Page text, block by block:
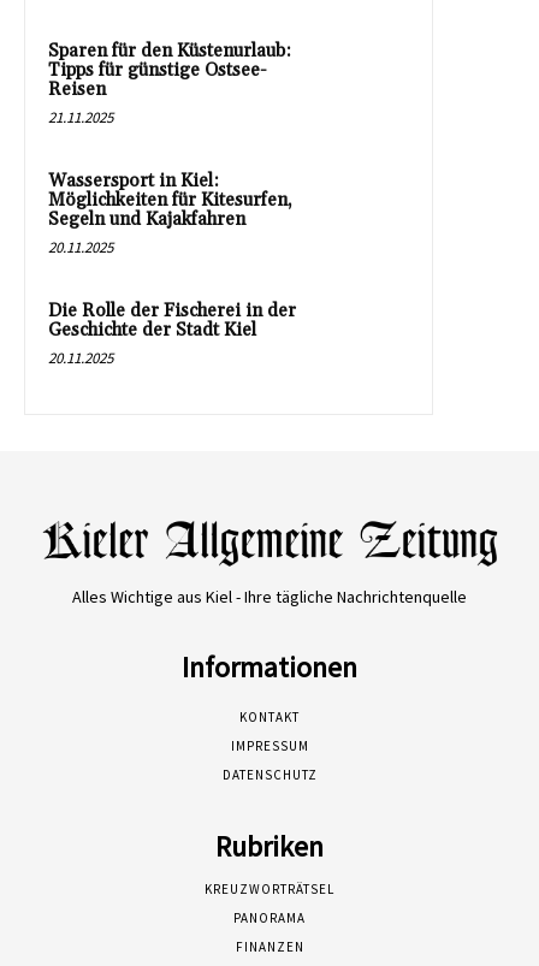
Sparen für den Küstenurlaub:
Tipps für günstige Ostsee-
Reisen
21.11.2025
Wassersport in Kiel:
Möglichkeiten für Kitesurfen,
Segeln und Kajakfahren
20.11.2025
Die Rolle der Fischerei in der
Geschichte der Stadt Kiel
20.11.2025
Alles Wichtige aus Kiel - Ihre tägliche Nachrichtenquelle
Informationen
KONTAKT
IMPRESSUM
DATENSCHUTZ
Rubriken
KREUZWORTRÄTSEL
PANORAMA
FINANZEN